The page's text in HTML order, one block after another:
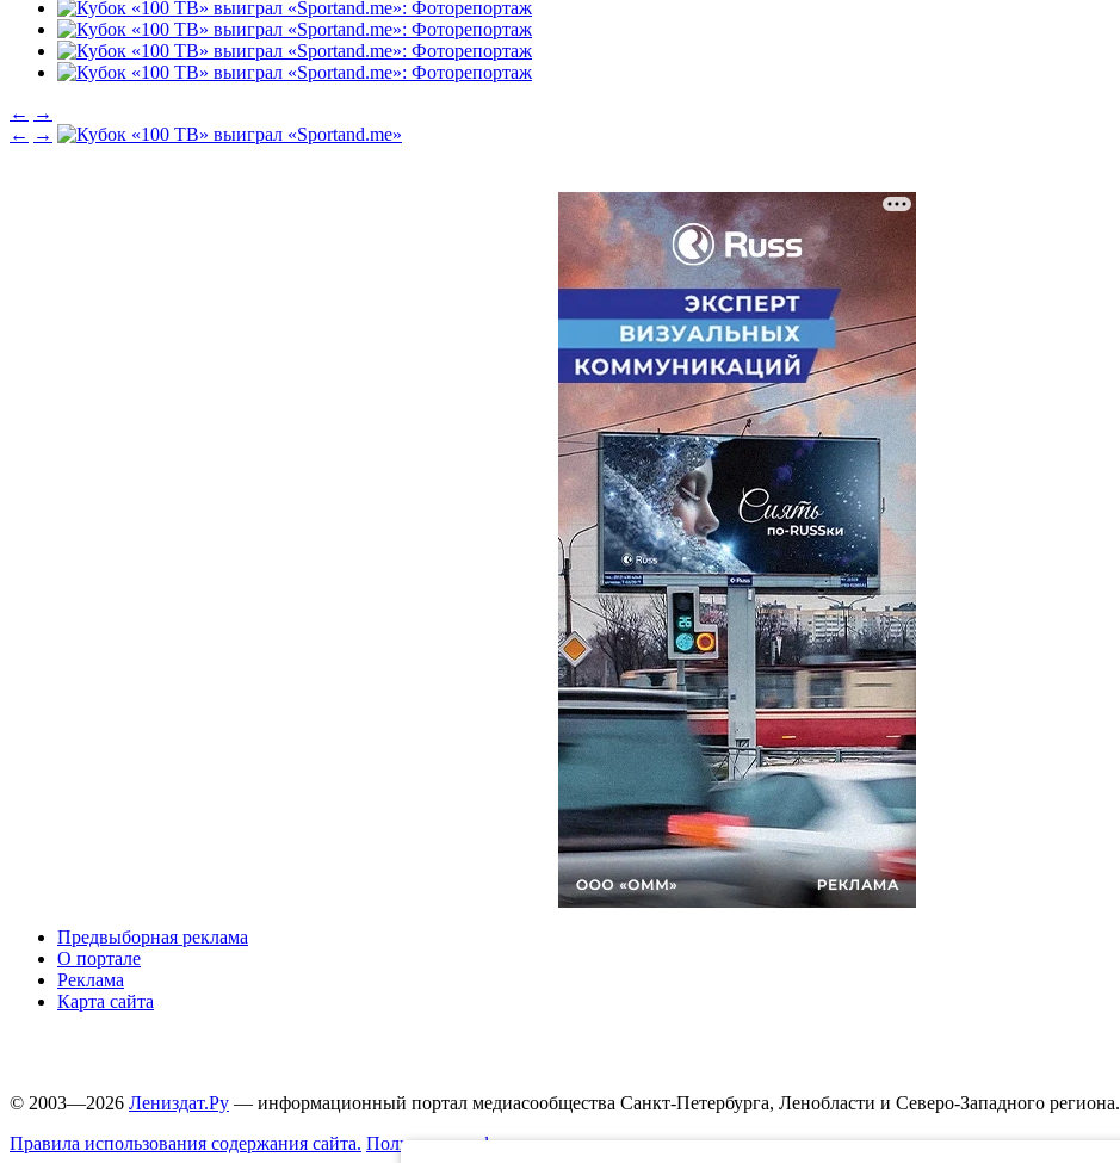
← →
← →
Предвыборная реклама
О портале
Реклама
Карта сайта
© 2003—2026 Лениздат.Ру — информационный портал медиасообщества Санкт-Петербурга, Ленобласти и Северо-Западного региона.
Правила использования содержания сайта. Политика конфиденциальности.